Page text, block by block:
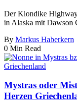
Der Klondike
in Alaska mit
By Markus Haberkern
0 Min Read
Griechenland
Mystras oder
Herzen